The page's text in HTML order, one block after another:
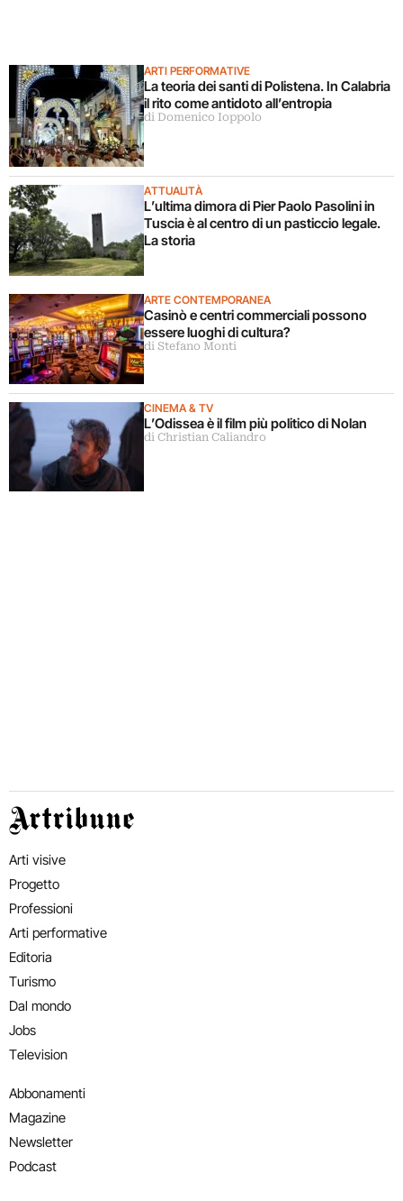
ARTI PERFORMATIVE
La teoria dei santi di Polistena. In Calabria
il rito come antidoto all’entropia
di Domenico Ioppolo
ATTUALITÀ
L’ultima dimora di Pier Paolo Pasolini in
Tuscia è al centro di un pasticcio legale.
La storia
ARTE CONTEMPORANEA
Casinò e centri commerciali possono
essere luoghi di cultura?
di Stefano Monti
CINEMA & TV
L’Odissea è il film più politico di Nolan
di Christian Caliandro
Artribune
Arti visive
Progetto
Professioni
Arti performative
Editoria
Turismo
Dal mondo
Jobs
Television
Abbonamenti
Magazine
Newsletter
Podcast